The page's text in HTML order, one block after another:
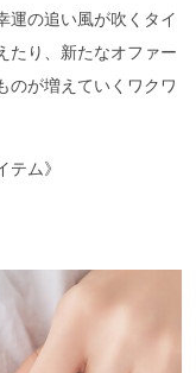
運の追い風が吹くタイ
たり、新たなオファー
のが増えていくワクワ
ム》